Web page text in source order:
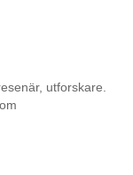
utforskare.